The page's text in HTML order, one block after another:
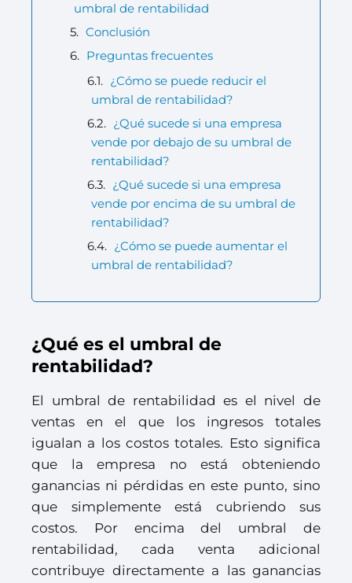
umbral de rentabilidad
Conclusión
Preguntas frecuentes
¿Cómo se puede reducir el
umbral de rentabilidad?
¿Qué sucede si una empresa
vende por debajo de su umbral de
rentabilidad?
¿Qué sucede si una empresa
vende por encima de su umbral de
rentabilidad?
¿Cómo se puede aumentar el
umbral de rentabilidad?
¿Qué es el umbral de
rentabilidad?
El umbral de rentabilidad es el nivel de
ventas en el que los ingresos totales
igualan a los costos totales. Esto significa
que la empresa no está obteniendo
ganancias ni pérdidas en este punto, sino
que simplemente está cubriendo sus
costos. Por encima del umbral de
rentabilidad, cada venta adicional
contribuye directamente a las ganancias